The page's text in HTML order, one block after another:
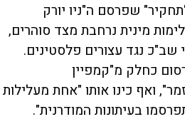
שפרסם ה"ניו יורק
מינית נרחבת מצד סוהרים,
שב"כ נגד עצורים פלסטינים.
כחלק מ"קמפיין
ואף כינו אותו "אחת מעלילות
בעיתונות המודרנית".